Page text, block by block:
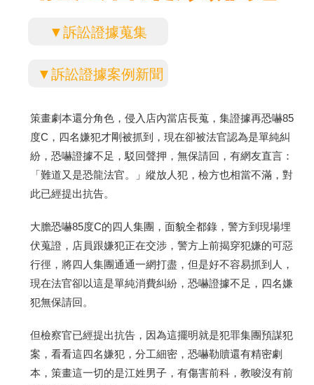
▼訴訟證據蒐集
▼訴訟證據案例新聞
策畫劇本還分角色，侵入店內當店長蒐，集證據再恐嚇85
度C，四名嫌犯才剛被抓到，現在卻被法官認為是單純糾
紛，恐嚇證據不足，駁回聲押，無保請回，有網友直言：
「難道又是恐龍法官。」縱放人犯，檢方也相當不滿，對
此已經提出抗告。
大膽恐嚇85度C的四人集團，面貌全都錄，警方到現場埋
伏蒐證，店員跟嫌犯正在交涉，警方上前揭穿犯嫌的可惡
行徑，將四人集團通通一網打盡，但是好不容易抓到人，
現在法官卻以這是單純消費糾紛，恐嚇證據不足，四名嫌
犯無保請回。
但檢察官已經提出抗告，因為這擺明就是犯罪集團預謀犯
案，看看這四名嫌犯，分工細密，恐嚇勒贖還有精密劇
本，策畫這一切的是江姓男子，有傷害前科，教唆沒有前